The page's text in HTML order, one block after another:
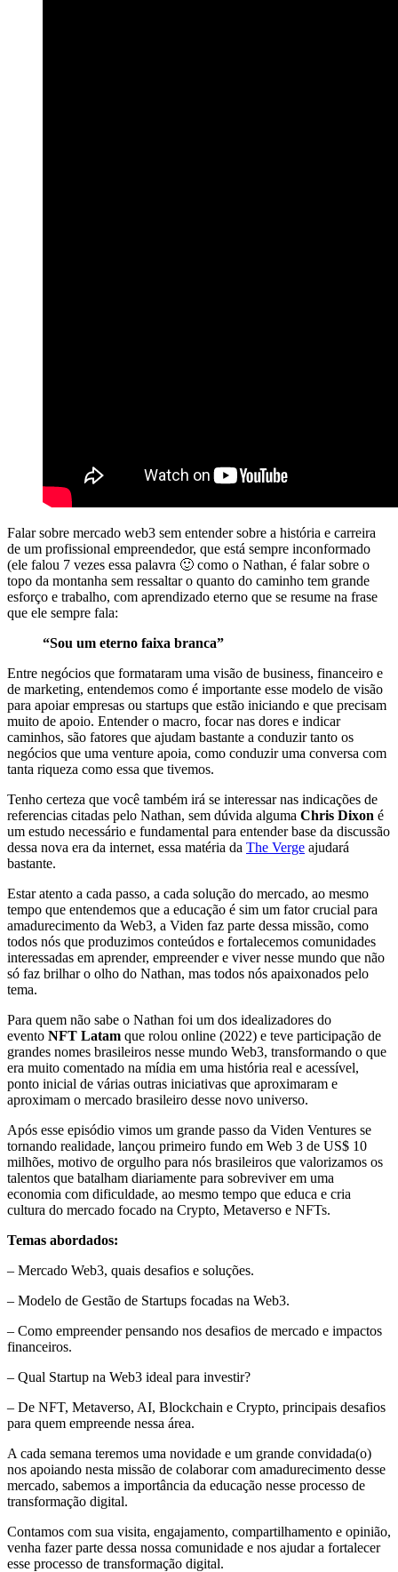
Falar sobre mercado web3 sem entender sobre a história e carreira
de um profissional empreendedor, que está sempre inconformado
(ele falou 7 vezes essa palavra 🙂 como o Nathan, é falar sobre o
topo da montanha sem ressaltar o quanto do caminho tem grande
esforço e trabalho, com aprendizado eterno que se resume na frase
que ele sempre fala:
“Sou um eterno faixa branca”
Entre negócios que formataram uma visão de business, financeiro e
de marketing, entendemos como é importante esse modelo de visão
para apoiar empresas ou startups que estão iniciando e que precisam
muito de apoio. Entender o macro, focar nas dores e indicar
caminhos, são fatores que ajudam bastante a conduzir tanto os
negócios que uma venture apoia, como conduzir uma conversa com
tanta riqueza como essa que tivemos.
Tenho certeza que você também irá se interessar nas indicações de
referencias citadas pelo Nathan, sem dúvida alguma Chris Dixon é
um estudo necessário e fundamental para entender base da discussão
dessa nova era da internet, essa matéria da The Verge ajudará
bastante.
Estar atento a cada passo, a cada solução do mercado, ao mesmo
tempo que entendemos que a educação é sim um fator crucial para
amadurecimento da Web3, a Viden faz parte dessa missão, como
todos nós que produzimos conteúdos e fortalecemos comunidades
interessadas em aprender, empreender e viver nesse mundo que não
só faz brilhar o olho do Nathan, mas todos nós apaixonados pelo
tema.
Para quem não sabe o Nathan foi um dos idealizadores do
evento NFT Latam que rolou online (2022) e teve participação de
grandes nomes brasileiros nesse mundo Web3, transformando o que
era muito comentado na mídia em uma história real e acessível,
ponto inicial de várias outras iniciativas que aproximaram e
aproximam o mercado brasileiro desse novo universo.
Após esse episódio vimos um grande passo da Viden Ventures se
tornando realidade, lançou primeiro fundo em Web 3 de US$ 10
milhões, motivo de orgulho para nós brasileiros que valorizamos os
talentos que batalham diariamente para sobreviver em uma
economia com dificuldade, ao mesmo tempo que educa e cria
cultura do mercado focado na Crypto, Metaverso e NFTs.
Temas abordados:
– Mercado Web3, quais desafios e soluções.
– Modelo de Gestão de Startups focadas na Web3.
– Como empreender pensando nos desafios de mercado e impactos
financeiros.
– Qual Startup na Web3 ideal para investir?
– De NFT, Metaverso, AI, Blockchain e Crypto, principais desafios
para quem empreende nessa área.
A cada semana teremos uma novidade e um grande convidada(o)
nos apoiando nesta missão de colaborar com amadurecimento desse
mercado, sabemos a importância da educação nesse processo de
transformação digital.
Contamos com sua visita, engajamento, compartilhamento e opinião,
venha fazer parte dessa nossa comunidade e nos ajudar a fortalecer
esse processo de transformação digital.